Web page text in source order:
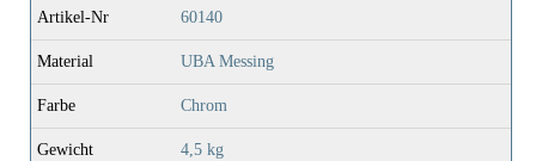
Artikel-Nr 60140
Material UBA Messing
Farbe Chrom
Gewicht 4,5 kg